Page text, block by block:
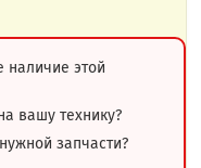
наличие этой
вашу технику?
запчасти?